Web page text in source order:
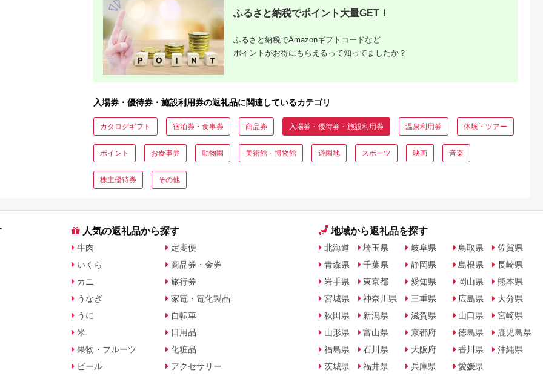
ふるさと納税でポイント大量GET！
ふるさと納税でAmazonギフトコードなど
ポイントがお得にもらえるって知ってましたか？
入場券・優待券・施設利用券の返礼品に関連しているカテゴリ
カタログギフト 宿泊券・食事券 商品券 入場券・優待券・施設利用券 温泉利用券 体験・ツアー
ポイント お食事券 動物園 美術館・博物館 遊園地 スポーツ 映画 音楽
株主優待券 その他
人気の返礼品から探す
牛肉
いくら
カニ
うなぎ
うに
米
果物・フルーツ
ビール
定期便
商品券・金券
旅行券
家電・電化製品
自転車
日用品
化粧品
アクセサリー
地域から返礼品を探す
北海道
青森県
岩手県
宮城県
秋田県
山形県
福島県
茨城県
埼玉県
千葉県
東京都
神奈川県
新潟県
富山県
石川県
福井県
岐阜県
静岡県
愛知県
三重県
滋賀県
京都府
大阪府
兵庫県
鳥取県
島根県
岡山県
広島県
山口県
徳島県
香川県
愛媛県
佐賀県
長崎県
熊本県
大分県
宮崎県
鹿児島県
沖縄県